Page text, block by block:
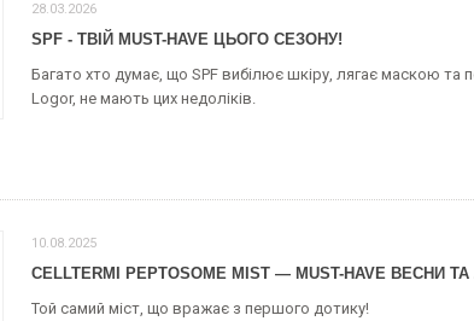
28.03.2026
SPF - ТВІЙ MUST-HAVE ЦЬОГО СЕЗОНУ!
Багато хто думає, що SPF вибілює шкіру, лягає маскою та
Logor, не мають цих недоліків.
10.08.2025
CELLTERMI PEPTOSOME MIST — MUST-HAVE ВЕСНИ ТА
Той самий міст, що вражає з першого дотику!